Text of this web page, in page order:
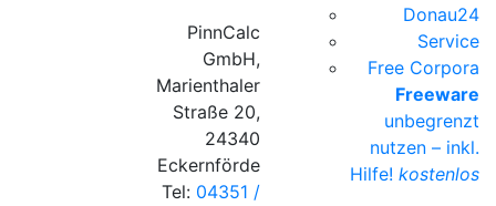
PinnCalc
GmbH,
Marienthaler
Straße 20,
24340
Eckernförde
Tel: 04351 /
Donau24
Service
Free Corpora
Freeware
unbegrenzt
nutzen – inkl.
Hilfe! kostenlos